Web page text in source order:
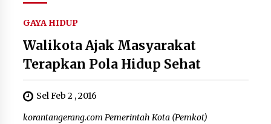
GAYA HIDUP
Walikota Ajak Masyarakat
Terapkan Pola Hidup Sehat
Sel Feb 2 , 2016
korantangerang.com Pemerintah Kota (Pemkot)